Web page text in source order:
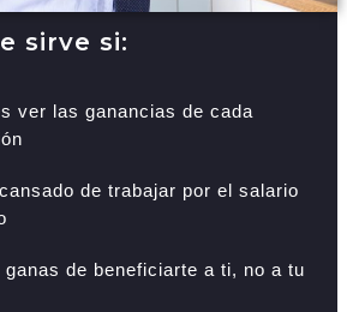
sirve si:
ver las ganancias de cada
de trabajar por el salario
ganas de beneficiarte a ti, no a tu